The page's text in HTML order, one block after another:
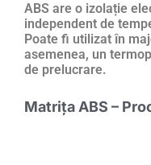
ABS are o izolație
independent de
Poate fi utilizat în
asemenea, un
de prelucrare.
Matrița ABS –